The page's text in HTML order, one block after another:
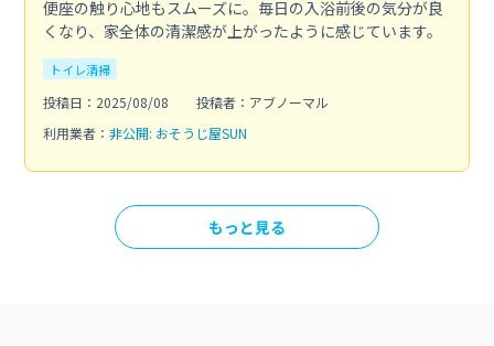
便座の触り心地もスムーズに。毎日の入浴前後の気分が良
くなり、家全体の清潔感が上がったように感じています。
トイレ清掃
投稿日：2025/08/08
投稿者：アブノーマル
利用業者： 非公開: おそうじ屋SUN
もっと見る